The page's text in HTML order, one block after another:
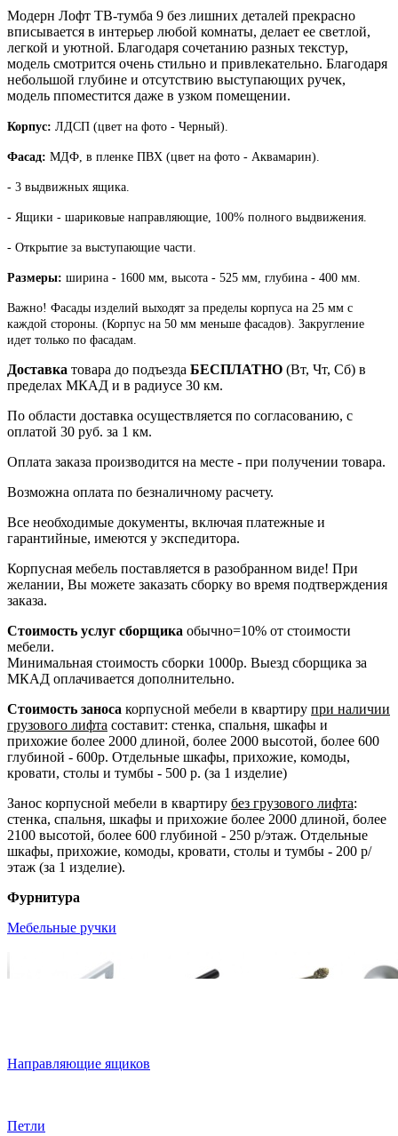
Модерн Лофт ТВ-тумба 9 без лишних деталей прекрасно
вписывается в интерьер любой комнаты, делает ее светлой,
легкой и уютной. Благодаря сочетанию разных текстур,
модель смотрится очень стильно и привлекательно. Благодаря
небольшой глубине и отсутствию выступающих ручек,
модель ппоместится даже в узком помещении.
Корпус: ЛДСП (цвет на фото - Черный).
Фасад: МДФ, в пленке ПВХ (цвет на фото - Аквамарин).
- 3 выдвижных ящика.
- Ящики - шариковые направляющие, 100% полного выдвижения.
- Открытие за выступающие части.
Размеры: ширина - 1600 мм, высота - 525 мм, глубина - 400 мм.
Важно! Фасады изделий выходят за пределы корпуса на 25 мм с
каждой стороны. (Корпус на 50 мм меньше фасадов). Закругление
идет только по фасадам.
Доставка товара до подъезда БЕСПЛАТНО (Вт, Чт, Сб) в
пределах МКАД и в радиусе 30 км.
По области доставка осуществляется по согласованию, с
оплатой 30 руб. за 1 км.
Оплата заказа производится на месте - при получении товара.
Возможна оплата по безналичному расчету.
Все необходимые документы, включая платежные и
гарантийные, имеются у экспедитора.
Корпусная мебель поставляется в разобранном виде! При
желании, Вы можете заказать сборку во время подтверждения
заказа.
Стоимость услуг сборщика обычно=10% от стоимости
мебели.
Минимальная стоимость сборки 1000р. Выезд сборщика за
МКАД оплачивается дополнительно.
Стоимость заноса корпусной мебели в квартиру при наличии
грузового лифта составит: стенка, спальня, шкафы и
прихожие более 2000 длиной, более 2000 высотой, более 600
глубиной - 600р. Отдельные шкафы, прихожие, комоды,
кровати, столы и тумбы - 500 р. (за 1 изделие)
Занос корпусной мебели в квартиру без грузового лифта:
стенка, спальня, шкафы и прихожие более 2000 длиной, более
2100 высотой, более 600 глубиной - 250 р/этаж. Отдельные
шкафы, прихожие, комоды, кровати, столы и тумбы - 200 р/
этаж (за 1 изделие).
Фурнитура
Мебельные ручки
Направляющие ящиков
Петли